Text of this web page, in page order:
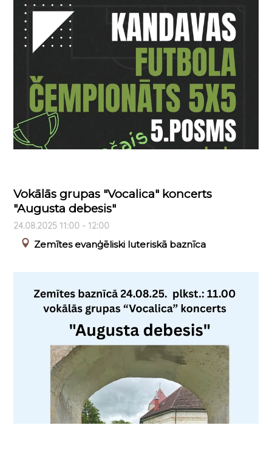
Vokālās grupas "Vocalica" koncerts
"Augusta debesis"
24.08.2025 11:00 - 12:00
Zemītes evanģēliski luteriskā baznīca